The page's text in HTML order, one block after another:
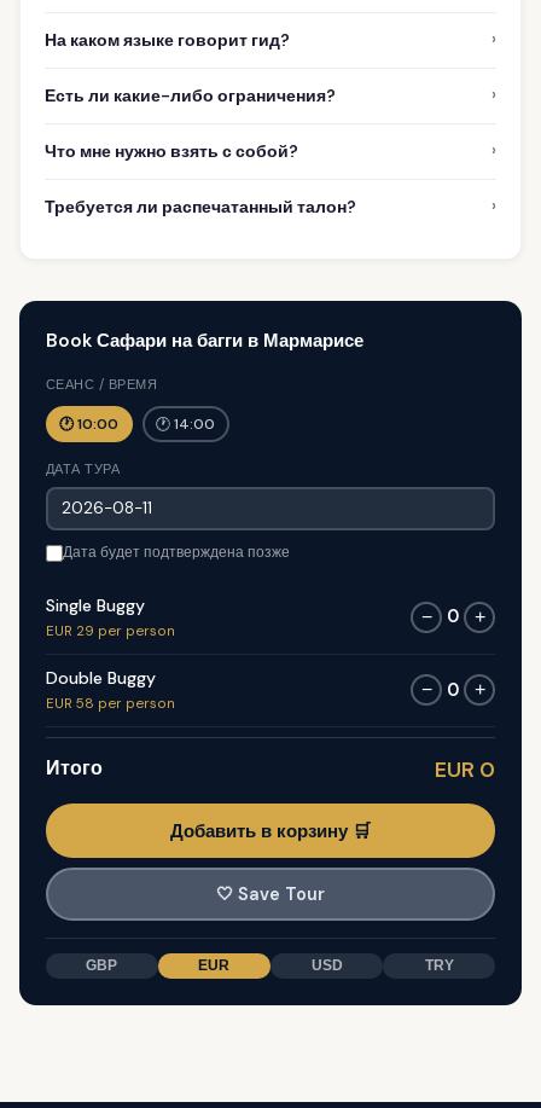
На каком языке говорит гид? ›
Есть ли какие-либо ограничения? ›
Что мне нужно взять с собой? ›
Требуется ли распечатанный талон? ›
Book Сафари на багги в Мармарисе
СЕАНС / ВРЕМЯ
🕐 10:00 🕐 14:00
ДАТА ТУРА
Дата будет подтверждена позже
Single Buggy
EUR 29 per person
− 0 +
Double Buggy
EUR 58 per person
− 0 +
Итого EUR 0
Добавить в корзину 🛒
🤍 Save Tour
GBP EUR USD TRY